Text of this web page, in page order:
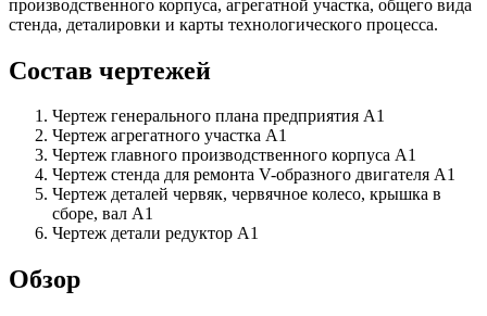
производственного корпуса, агрегатной участка, общего вида
стенда, деталировки и карты технологического процесса.
Состав чертежей
Чертеж генерального плана предприятия А1
Чертеж агрегатного участка А1
Чертеж главного производственного корпуса А1
Чертеж стенда для ремонта V-образного двигателя А1
Чертеж деталей червяк, червячное колесо, крышка в
сборе, вал А1
Чертеж детали редуктор А1
Обзор